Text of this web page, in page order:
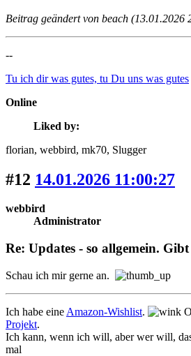
Beitrag geändert von beach (13.01.2026
--
Tu ich dir was gutes, tu Du uns was gutes
Online
Liked by:
florian, webbird, mk70, Slugger
#12 14.01.2026 11:00:27
webbird
Administrator
Re: Updates - so allgemein. Gibt
Schau ich mir gerne an.
Ich habe eine Amazon-Wishlist.
Projekt.
Ich kann, wenn ich will, aber wer will,
mal